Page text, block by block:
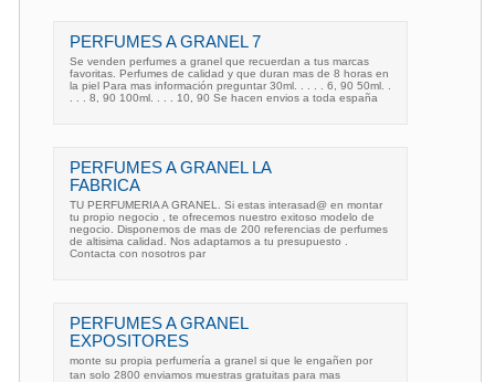
PERFUMES A GRANEL 7
Se venden perfumes a granel que recuerdan a tus marcas
favoritas. Perfumes de calidad y que duran mas de 8 horas en
la piel Para mas información preguntar 30ml. . . . . 6, 90 50ml. .
. . . 8, 90 100ml. . . . 10, 90 Se hacen envios a toda españa
PERFUMES A GRANEL LA
FABRICA
TU PERFUMERIA A GRANEL. Si estas interasad@ en montar
tu propio negocio , te ofrecemos nuestro exitoso modelo de
negocio. Disponemos de mas de 200 referencias de perfumes
de altisima calidad. Nos adaptamos a tu presupuesto .
Contacta con nosotros par
PERFUMES A GRANEL
EXPOSITORES
monte su propia perfumería a granel si que le engañen por
tan solo 2800 enviamos muestras gratuitas para mas